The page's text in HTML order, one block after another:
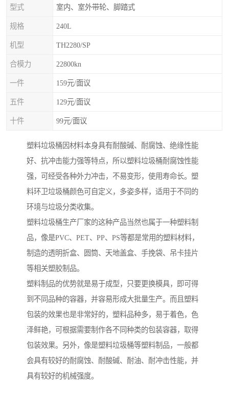
型式 室内、室外带轮、脚踏式
规格 240L
机型 TH2280/SP
合模力 22800kn
一件 159元/面议
五件 129元/面议
十件 99元/面议
塑料垃圾桶因材料本身具有耐酸碱、耐腐蚀、绝缘性能
好、抗冲击能力强等特点，所以塑料垃圾桶耐腐蚀性能
强，可经受各种外力冲击，不易变形，使用寿命长。塑
料环卫垃圾桶颜色可自定义，多姿多样，适用于不同的
环境与垃圾分类收集。
塑料垃圾桶生产厂家的这种产品当然也属于一种塑料制
品，像是PVC、PET、PP、PS等都是常用的塑料材料，
制造的透明折盒、圆筒、天地盖盒、手挽袋、吊卡挂片
等相关塑胶制品。
塑料制品的优势就是易于成型，只要更换模具，即可得
到不同品种的容器，并容易形成大批量生产。而且塑料
包装的效果也是非常好的，塑料品种多，易于着色，色
泽鲜艳，可根据需要制作各不同种类的包装容器，取得
包装效果。另外，像是塑料垃圾桶等塑料制品，一般都
会具有较好的耐腐蚀、耐酸碱、耐油、耐冲击性能，并
具有较好的机械强度。